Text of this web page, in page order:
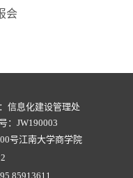
会
信息化建设管理处
：JW190003
号江南大学商学院